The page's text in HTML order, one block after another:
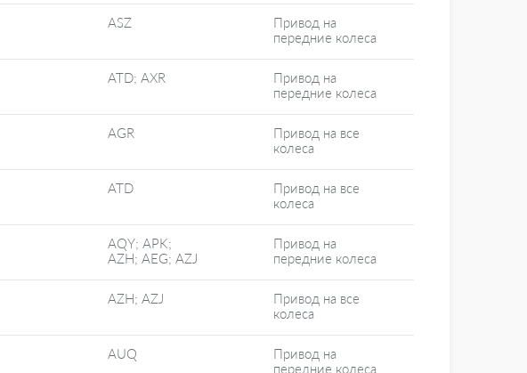
ASZ
Привод на
передние колеса
ATD; AXR
Привод на
передние колеса
AGR
Привод на все
колеса
ATD
Привод на все
колеса
AQY; APK;
AZH; AEG; AZJ
Привод на
передние колеса
AZH; AZJ
Привод на все
колеса
AUQ
Привод на
передние колеса